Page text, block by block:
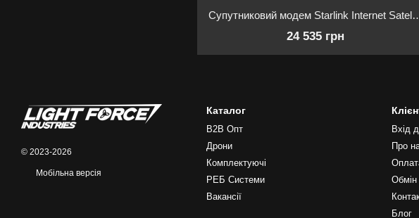
Супутниковий модем Starlink
24 535 грн
© 2023-2026
Мобільна версія
Каталог
B2B Опт
Дрони
Комплектуючі
РЕБ Системи
Вакансії
Вхід
Про
Обмін
Блог